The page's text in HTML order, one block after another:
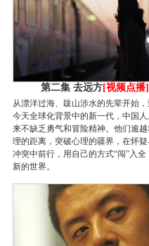
第二集 去远方[视频点播]
从漂洋过海、跋山涉水的先辈开始
今天全球化背景中的新一代，中国
来不缺乏勇气和冒险精神。他们逾
理的距离，突破心理的疆界，在怀
冲突中前行，用自己的方式“闯”入全
新的世界。